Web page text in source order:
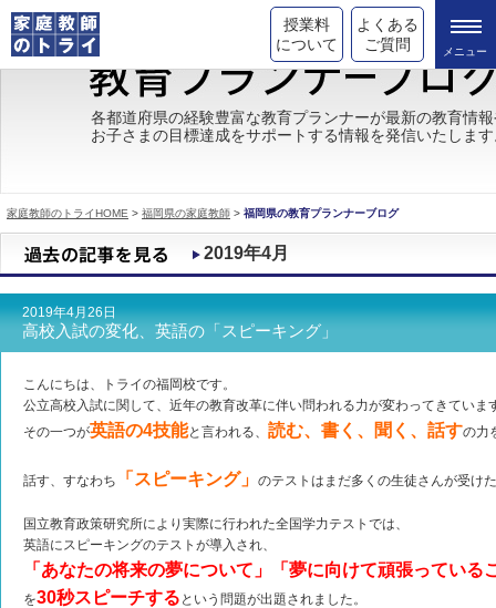
授業料
について
よくある
ご質問
トライの教育理念
成績が上がる理由
都道府県別情報
合格体験談
キャンペーン情報
各都道府県の経験豊富な教育プランナーが最新の教育情
お子さまの目標達成をサポートする情報を発信いたしま
家庭教師のトライHOME > 福岡県の家庭教師 > 福岡県の教育プランナーブログ
2019年4月
2019年4月26日
高校入試の変化、英語の「スピーキング」
こんにちは、トライの福岡校です。
公立高校入試に関して、近年の教育改革に伴い問われる力が変わってきていま
その一つが英語の4技能と言われる、 読む、書く、聞く、話すの力
話す、すなわち 「スピーキング」 のテストはまだ多くの生徒さんが受け
国立教育政策研究所により実際に行われた全国学力テストでは、
英語にスピーキングのテストが導入され、
「あなたの将来の夢について」「夢に向けて頑張っている
を30秒スピーチする という問題が出題されました。